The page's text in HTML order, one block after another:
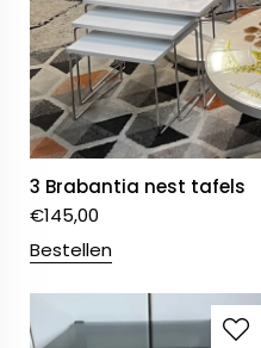
3 Brabantia nest tafels
€145,00
Bestellen